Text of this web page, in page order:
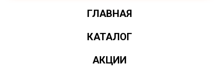
ГЛАВНАЯ
КАТАЛОГ
АКЦИИ